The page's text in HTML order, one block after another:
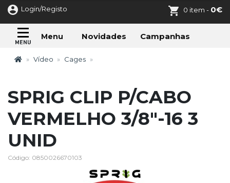
Login/Registo 0 item - 0€
Menu Novidades Campanhas
Vídeo Cages
SPRIG CLIP P/CABO
VERMELHO 3/8"-16 3
UNID
Código: 0850026670103